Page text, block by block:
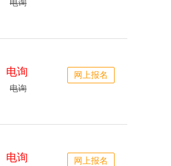
电询
网上报名
电询
电询
网上报名
电询